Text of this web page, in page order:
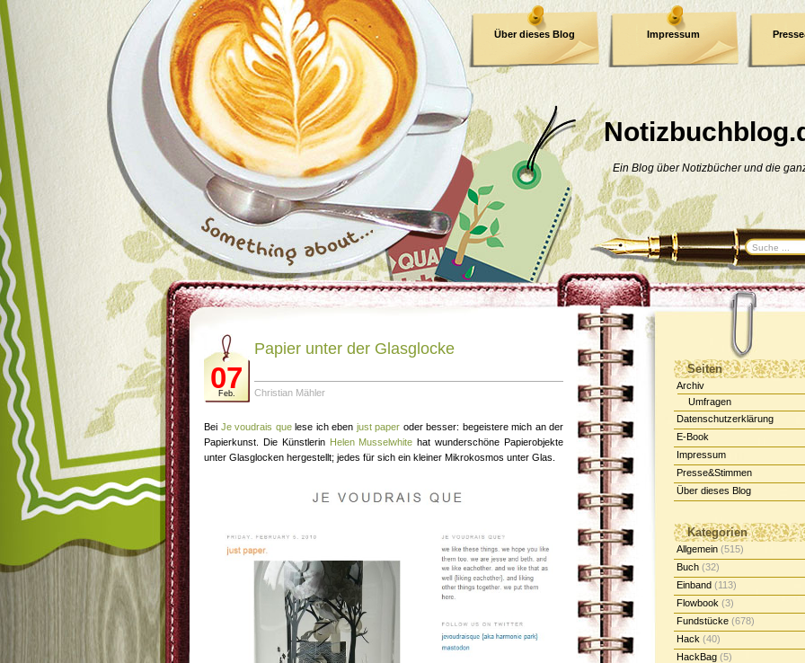
Ein Blog über Notizbücher und die
Über dieses Blog Impressum
Datenschutzerklärung
Seiten
Archiv
Umfragen
Datenschutzerklärung
E-Book
Impressum
Presse&Stimmen
Über dieses Blog
Kategorien
Allgemein (515)
Buch (32)
Einband (113)
Flowbook (3)
Fundstücke (678)
Hack (40)
HackBag (5)
07
Feb.
Papier unter der Glasglocke
Christian Mähler
Bei Je voudrais quelese ich eben just paper oder besser: begeistere mich an der
Papierkunst. Die Künstlerin Helen Musselwhite hat wunderschöne Papierobjekte
unter Glasglocken hergestellt; jedes für sich ein kleiner Mikrokosmos unter Glas.